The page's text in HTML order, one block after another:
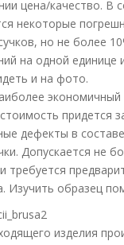
цена/качество. В
некоторые
но не более
на одной единице
и на фото.
экономичный
придется
дефекты в
Допускается не
требуется
Изучить образец
изделия